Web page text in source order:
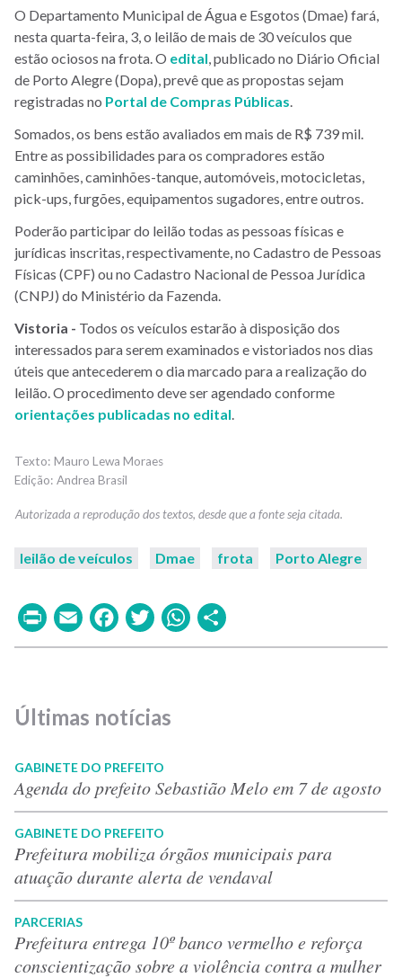
O Departamento Municipal de Água e Esgotos (Dmae) fará,
nesta quarta-feira, 3, o leilão de mais de 30 veículos que
estão ociosos na frota. O edital , publicado no Diário Oficial
de Porto Alegre (Dopa), prevê que as propostas sejam
registradas no Portal de Compras Públicas
Somados, os bens estão avaliados em mais de R$ 739 mil.
Entre as possibilidades para os compradores estão
caminhões, caminhões-tanque, automóveis, motocicletas,
pick-ups, furgões, equipamentos sugadores, entre outros.
Poderão participar do leilão todas as pessoas físicas e
jurídicas inscritas, respectivamente, no Cadastro de Pessoas
Físicas (CPF) ou no Cadastro Nacional de Pessoa Jurídica
(CNPJ) do Ministério da Fazenda.
Vistoria - Todos os veículos estarão à disposição dos
interessados para serem examinados e vistoriados nos dias
úteis que antecederem o dia marcado para a realização do
leilão. O procedimento deve ser agendado conforme
orientações publicadas no edital
Mauro Lewa Moraes
Andrea Brasil
leilão de veículos Dmae frota Porto Alegre
PrintEmailFacebook
TwitterWhatsApp
Últimas notícias
GABINETE DO PREFEITO
Agenda do prefeito Sebastião Melo em 7 de agosto
GABINETE DO PREFEITO
Prefeitura mobiliza órgãos municipais para
atuação durante alerta de vendaval
PARCERIAS
Prefeitura entrega 10º banco vermelho e reforça
conscientização sobre a violência contra a mulher